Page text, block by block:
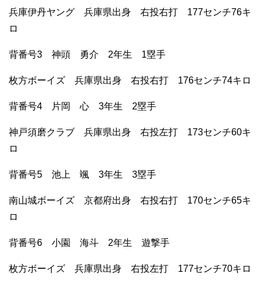
兵庫伊丹ヤング 兵庫県出身 右投右打 177センチ76キ
ロ
背番号3 神頭 勇介 2年生 1塁手
枚方ボーイズ 兵庫県出身 右投右打 176センチ74キロ
背番号4 片岡 心 3年生 2塁手
神戸須磨クラブ 兵庫県出身 右投左打 173センチ60キ
ロ
背番号5 池上 颯 3年生 3塁手
南山城ボーイズ 京都府出身 右投右打 170センチ65キ
ロ
背番号6 小園 海斗 2年生 遊撃手
枚方ボーイズ 兵庫県出身 右投左打 177センチ70キロ